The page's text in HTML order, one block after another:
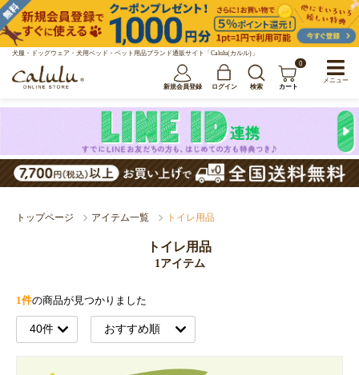
犬服・ドッグウェア・犬用ベッド・ペット用品ブランド通販サイト「Calulu(カルル)」
新規会員登録 ログイン 検索
0
カート
トップページ アイテム一覧 トイレ用品
トイレ用品
1アイテム
1件の商品が見つかりました
メニュー